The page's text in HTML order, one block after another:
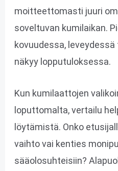
moitteettomasti juuri
soveltuvan kumilaikan.
kovuudessa,
näkyy lopputuloksessa.
Kun kumilaattojen
loputtomalta, vertailu
löytämistä. Onko
vaihto vai kenties
sääolosuhteisiin?